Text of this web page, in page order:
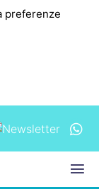
preferenze